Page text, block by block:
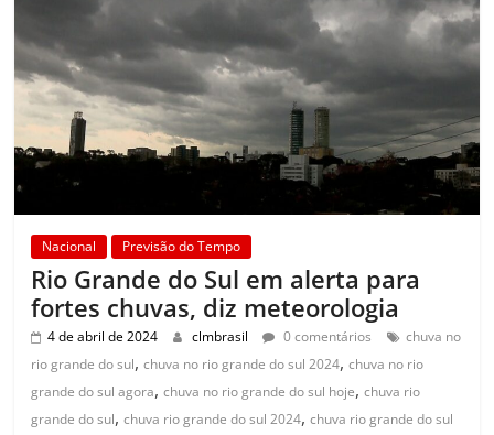
Nacional Previsão do Tempo
Rio Grande do Sul em alerta para
fortes chuvas, diz meteorologia
4 de abril de 2024 clmbrasil 0 comentários
chuva no
rio grande do sul,chuva no rio grande do sul 2024,chuva no rio
grande do sul agora,chuva no rio grande do sul hoje,chuva rio
grande do sul,chuva rio grande do sul 2024,chuva rio grande do sul